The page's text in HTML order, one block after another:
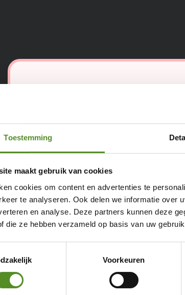
Toestemming
maakt gebruik van cookies
cookies om content en advertenties te
te analyseren. Ook delen we informatie over
en analyse. Deze partners kunnen deze
die ze hebben verzameld op basis van uw
Voorkeuren
Donderdag